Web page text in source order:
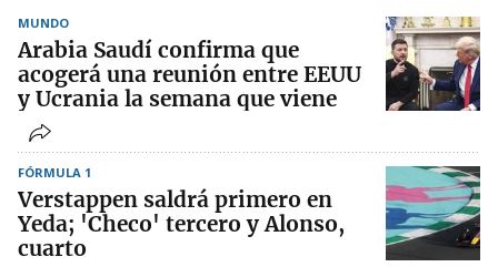
MUNDO
Arabia Saudí confirma que
acogerá una reunión entre EEUU
y Ucrania la semana que viene
FÓRMULA 1
Verstappen saldrá primero en
Yeda; 'Checo' tercero y Alonso,
cuarto